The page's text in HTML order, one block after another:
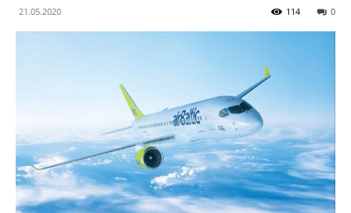
21.05.2020 0
114